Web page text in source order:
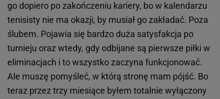
go dopiero po zakończeniu kariery, bo w kalendarzu
tenisisty nie ma okazji, by musiał go zakładać. Poza
ślubem. Pojawia się bardzo duża satysfakcja po
turnieju oraz wtedy, gdy odbijane są pierwsze piłki w
eliminacjach i to wszystko zaczyna funkcjonować.
Ale muszę pomyśleć, w którą stronę mam pójść. Bo
teraz przez trzy miesiące byłem totalnie wyłączony